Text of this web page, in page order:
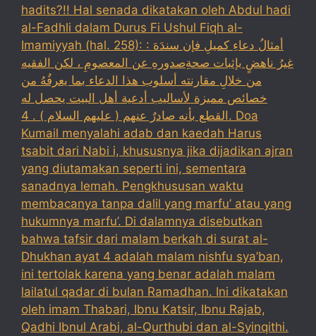
hadits?!! Hal senada dikatakan oleh Abdul hadi
al-Fadhli dalam Durus Fi Ushul Fiqh al-
Imamiyyah (hal. 258): : أمثالُ دعاءِ كميلِ فإن سندَهَ
غيرُ ناهضٍ بإثبات صحةِصدورهِ عن المعصومِ ، لكن الفقيه
من خلالِ مقارنته أسلوب هذا الدعاء بما يعرفُهُ من
خصائص مميزة لأساليب أدعية أهل البيت يحصل له
القطع بأنه صادرٌ عنهم ( عليهم السلام ) . 4. Doa
Kumail menyalahi adab dan kaedah Harus
tsabit dari Nabi i, khususnya jika dijadikan ajran
yang diutamakan seperti ini, sementara
sanadnya lemah. Pengkhususan waktu
membacanya tanpa dalil yang marfu’ atau yang
hukumnya marfu’. Di dalamnya disebutkan
bahwa tafsir dari malam berkah di surat al-
Dhukhan ayat 4 adalah malam nishfu sya’ban,
ini tertolak karena yang benar adalah malam
lailatul qadar di bulan Ramadhan. Ini dikatakan
oleh imam Thabari, Ibnu Katsir, Ibnu Rajab,
Qadhi Ibnul Arabi, al-Qurthubi dan al-Syinqithi.